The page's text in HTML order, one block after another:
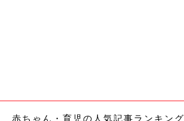
赤ちゃん・育児の人気記事ランキング